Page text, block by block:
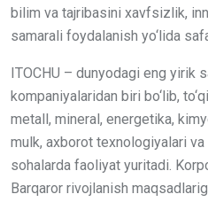
bilim va tajribasini xavfsizlik,
samarali foydalanish yo‘lida
ITOCHU – dunyodagi eng yirik
kompaniyalaridan biri bo‘lib,
metall, mineral, energetika,
mulk, axborot texnologiyalari va
sohalarda faoliyat yuritadi.
Barqaror rivojlanish